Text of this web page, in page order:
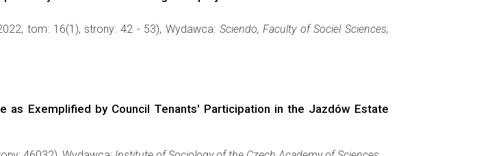
tom: 16(1), strony: 42 - 53), Wydawca: Sciendo, Faculty of Sociel Sciences,
as Exemplified by Council Tenants' Participation in the Jazdów Estate